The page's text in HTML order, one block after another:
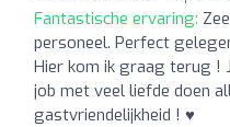
Fantastische ervaring:
personeel. Perfect
Hier kom ik graag terug !
job met veel liefde doen
gastvriendelijkheid ! ♥️